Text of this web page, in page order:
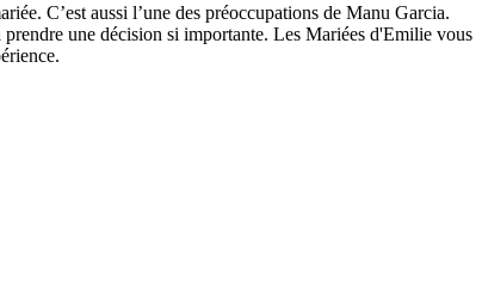
C’est aussi l’une des préoccupations de Manu Garcia.
une décision si importante. Les Mariées d'Emilie vous